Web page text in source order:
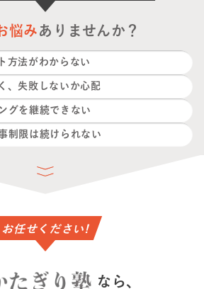
悩み ありませんか？
方法がわからない
、失敗しないか心配
グを継続できない
制限は続けられない
お任せください!
なら、